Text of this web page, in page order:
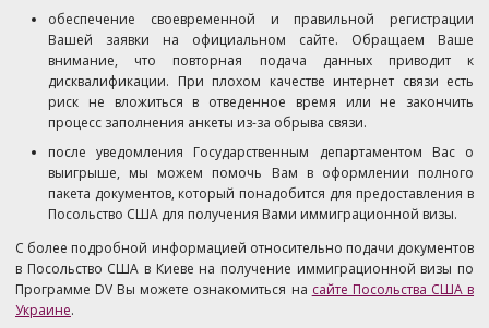
обеспечение своевременной и правильной регистрации
Вашей заявки на официальном сайте. Обращаем Ваше
внимание, что повторная подача данных приводит к
дисквалификации. При плохом качестве интернет связи есть
риск не вложиться в отведенное время или не закончить
процесс заполнения анкеты из-за обрыва связи.
после уведомления Государственным департаментом Вас о
выигрыше, мы можем помочь Вам в оформлении полного
пакета документов, который понадобится для предоставления в
Посольство США для получения Вами иммиграционной визы.
С более подробной информацией относительно подачи документов
в Посольство США в Киеве на получение иммиграционной визы по
Программе DV Вы можете ознакомиться на сайте Посольства США в
Украине.